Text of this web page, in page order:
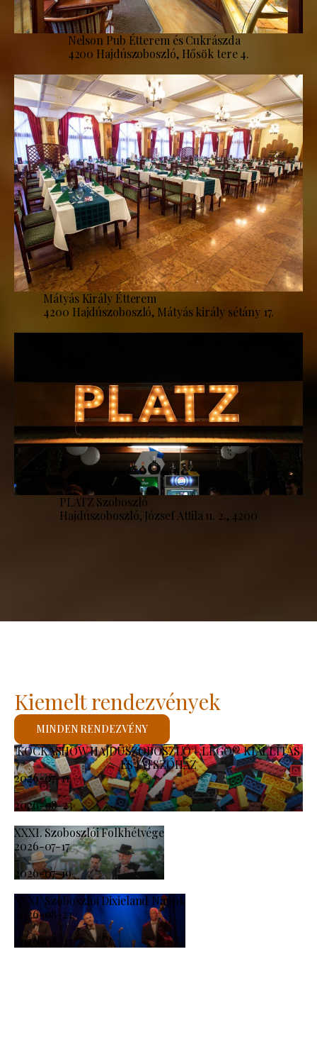
Nelson Pub Étterem és Cukrászda
4200 Hajdúszoboszló, Hősök tere 4.
Mátyás Király Étterem
4200 Hajdúszoboszló, Mátyás király sétány 17.
PLATZ Szoboszló
Hajdúszoboszló, József Attila u. 2., 4200
KOCKASHOW HAJDÚSZOBOSZLÓ - LEGO® KIÁLLÍTÁS
ÉS JÁTSZÓHÁZ
2026-07-11
-
2026-08-23
XXXI. Szoboszlói Folkhétvége
2026-07-17
-
2026-07-19
XXXI. Szoboszlói Dixieland Napok
2026-08-21
-
2026-08-23
Kiemelt rendezvények
MINDEN RENDEZVÉNY